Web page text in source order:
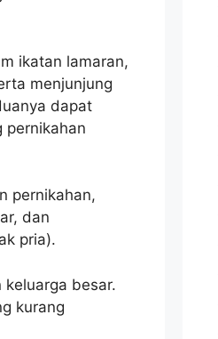
ikatan lamaran,
menjunjung
dapat
pernikahan
pernikahan,
dan
pria).
besar.
kurang